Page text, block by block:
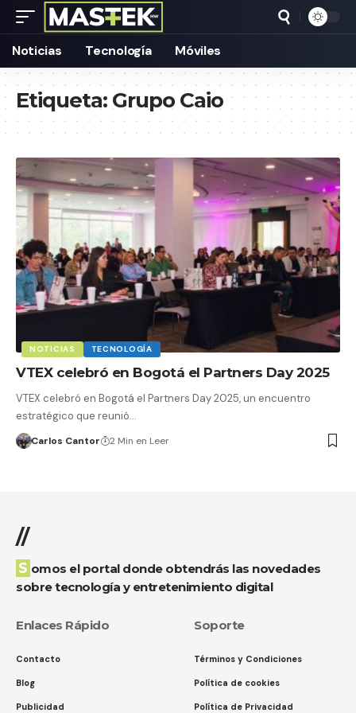
Noticias Tecnología Móviles
Etiqueta:Grupo Caio
NOTICIAS TECNOLOGÍA
VTEX celebró en Bogotá el Partners Day 2025
VTEX celebró en Bogotá el Partners Day 2025, un encuentro
estratégico que reunió…
Carlos Cantor 2 Min en Leer
//
Somos el portal donde obtendrás las novedades
sobre tecnología y entretenimiento digital
Enlaces Rápido
Contacto
Blog
Publicidad
Soporte
Términos y Condiciones
Política de cookies
Política de Privacidad